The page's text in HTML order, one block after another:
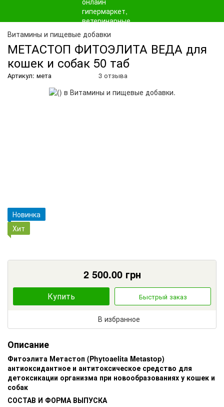
Витамины и пищевые добавки
МЕТАСТОП ФИТОЭЛИТА ВЕДА для
кошек и собак 50 таб
Артикул: мета 3 отзыва
Новинка
Хит
2 500.00грн
Купить Быстрый заказ
В избранное
Описание
Фитоэлита Метастоп (Phytoаelita Metastop)
антиоксидантное и антитоксическое средство для
детоксикации организма при новообразованиях у кошек и
собак
СОСТАВ И ФОРМА ВЫПУСКА